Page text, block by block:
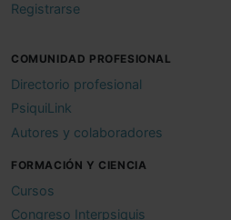
Registrarse
COMUNIDAD PROFESIONAL
Directorio profesional
PsiquiLink
Autores y colaboradores
FORMACIÓN Y CIENCIA
Cursos
Congreso Interpsiquis